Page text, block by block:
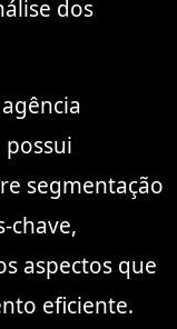
dos
segmentação
chave,
aspectos que
eficiente.